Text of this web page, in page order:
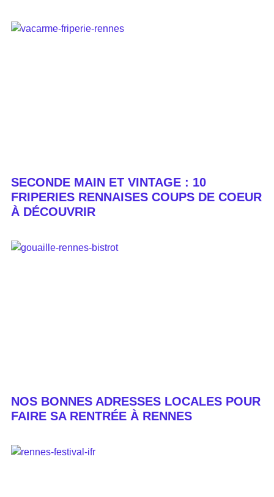
SECONDE MAIN ET VINTAGE : 10
FRIPERIES RENNAISES COUPS DE COEUR
À DÉCOUVRIR
NOS BONNES ADRESSES LOCALES POUR
FAIRE SA RENTRÉE À RENNES